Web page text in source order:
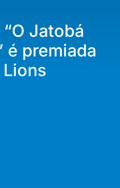
Jatobá
é premiada